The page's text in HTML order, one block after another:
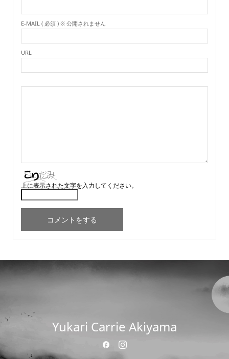
E-MAIL ( 必須 ) ※ 公開されません
URL
上に表示された文字を入力してください。
Yukari Carrie Akiyama